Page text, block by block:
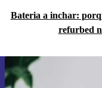
Bateria a inchar:
refurbed